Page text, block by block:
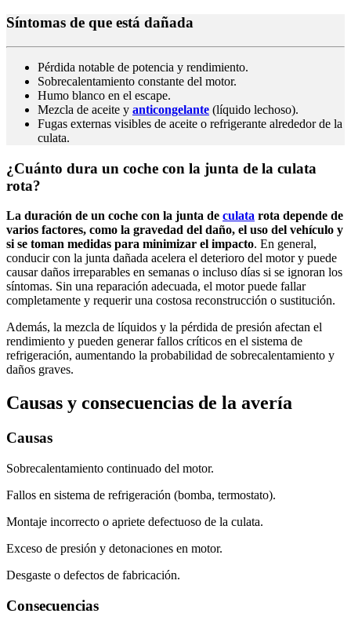
Síntomas de que está dañada
Pérdida notable de potencia y rendimiento.
Sobrecalentamiento constante del motor.
Humo blanco en el escape.
Mezcla de aceite y anticongelante (líquido lechoso).
Fugas externas visibles de aceite o refrigerante alrededor de la
culata.
¿Cuánto dura un coche con la junta de la culata
rota?
La duración de un coche con la junta de culata rota depende de
varios factores, como la gravedad del daño, el uso del vehículo y
si se toman medidas para minimizar el impacto. En general,
conducir con la junta dañada acelera el deterioro del motor y puede
causar daños irreparables en semanas o incluso días si se ignoran los
síntomas. Sin una reparación adecuada, el motor puede fallar
completamente y requerir una costosa reconstrucción o sustitución.
Además, la mezcla de líquidos y la pérdida de presión afectan el
rendimiento y pueden generar fallos críticos en el sistema de
refrigeración, aumentando la probabilidad de sobrecalentamiento y
daños graves.
Causas y consecuencias de la avería
Causas
Sobrecalentamiento continuado del motor.
Fallos en sistema de refrigeración (bomba, termostato).
Montaje incorrecto o apriete defectuoso de la culata.
Exceso de presión y detonaciones en motor.
Desgaste o defectos de fabricación.
Consecuencias